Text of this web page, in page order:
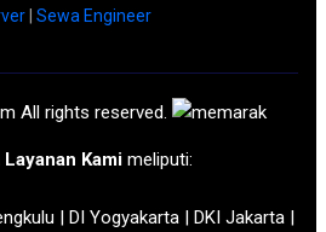
Sewa Engineer
All rights reserved.
Layanan Kamimeliputi:
| DI Yogyakarta | DKI Jakarta |